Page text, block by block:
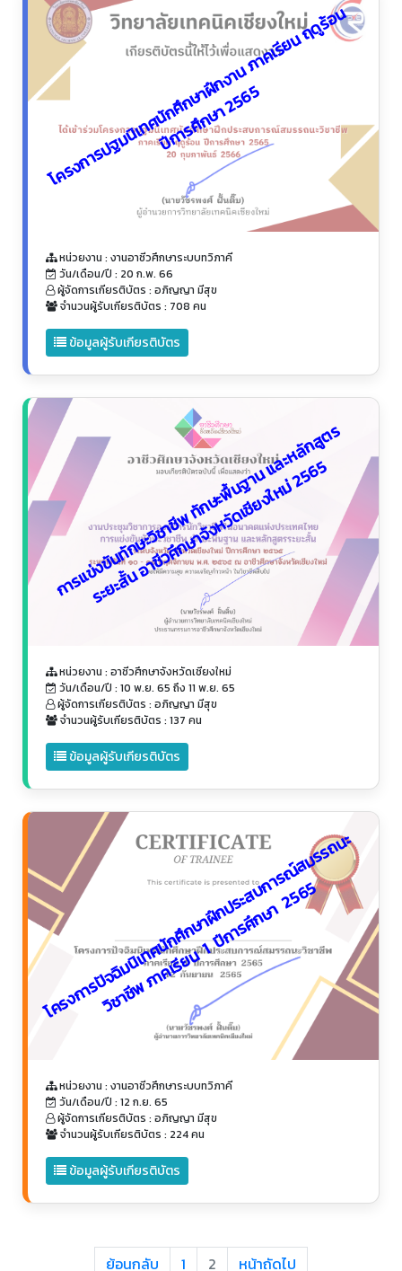
โ
ค
ร
ง
ก
า
ร
ป
ฐ
ม
นิ
เ
ท
ศ
นั
ก
ศึ
ก
ษ
า
ฝึ
ก
ง
า
น
ภ
า
ค
เ
รี
ย
น
ฤ
ดู
ร้
อ
น
ปี
ก
า
ร
ศึ
ก
ษ
า
2
5
6
5
หน่วยงาน : งานอาชีวศึกษาระบบทวิภาคี
วัน/เดือน/ปี : 20 ก.พ. 66
ผู้จัดการเกียรติบัตร : อภิญญา มีสุข
จำนวนผู้รับเกียรติบัตร : 708 คน
ข้อมูลผู้รับเกียรติบัตร
ก
า
ร
แ
ข่
ง
ขั
น
ทั
ก
ษ
ะ
วิ
ช
า
ชี
พ
ทั
ก
ษ
ะ
พื้
น
ฐ
า
น
แ
ล
ะ
ห
ลั
ก
สู
ต
ร
ร
ะ
ย
ะ
สั้
น
อ
า
ชี
ว
ศึ
ก
ษ
า
จั
ง
ห
วั
ด
เ
ชี
ย
ง
ใ
ห
ม่
2
5
6
5
หน่วยงาน : อาชีวศึกษาจังหวัดเชียงใหม่
วัน/เดือน/ปี : 10 พ.ย. 65 ถึง 11 พ.ย. 65
ผู้จัดการเกียรติบัตร : อภิญญา มีสุข
จำนวนผู้รับเกียรติบัตร : 137 คน
ข้อมูลผู้รับเกียรติบัตร
โ
ค
ร
ง
ก
า
ร
ปั
จ
ฉิ
ม
นิ
เ
ท
ศ
นั
ก
ศึ
ก
ษ
า
ฝึ
ก
ป
ร
ะ
ส
บ
ก
า
ร
ณ์
ส
ม
ร
ร
ถ
น
ะ
วิ
ช
า
ชี
พ
ภ
า
ค
เ
รี
ย
น
1
ปี
ก
า
ร
ศึ
ก
ษ
า
2
5
6
5
หน่วยงาน : งานอาชีวศึกษาระบบทวิภาคี
วัน/เดือน/ปี : 12 ก.ย. 65
ผู้จัดการเกียรติบัตร : อภิญญา มีสุข
จำนวนผู้รับเกียรติบัตร : 224 คน
ข้อมูลผู้รับเกียรติบัตร
ย้อนกลับ 1 2 หน้าถัดไป